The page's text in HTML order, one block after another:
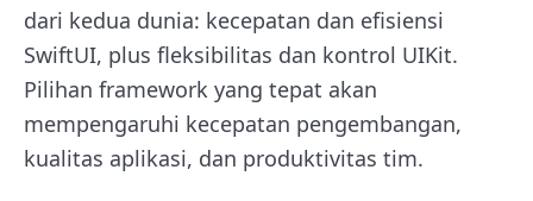
dari kedua dunia: kecepatan dan efisiensi
SwiftUI, plus fleksibilitas dan kontrol UIKit.
Pilihan framework yang tepat akan
mempengaruhi kecepatan pengembangan,
kualitas aplikasi, dan produktivitas tim.